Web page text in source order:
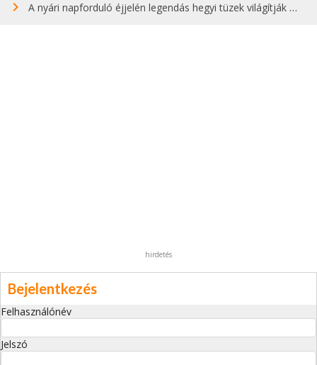
A nyári napforduló éjjelén legendás hegyi tüzek világítják meg Zugspitzét
hirdetés
Bejelentkezés
Felhasználónév
Jelszó